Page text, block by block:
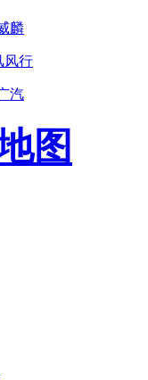
麟
风行
汽
图